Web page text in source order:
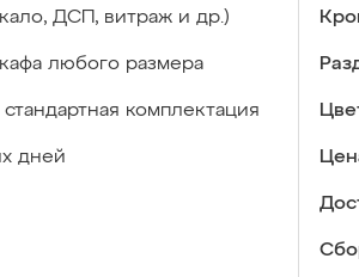
ДСП, витраж и др.)
любого размера
стандартная комплектация
дней